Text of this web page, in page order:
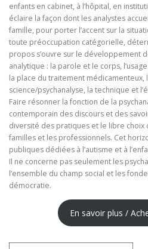
enfants en cabinet, à l’hôpital, en
éclaire la façon dont les analystes
famille, pour porter l’accent sur la
toute préoccupation catégorielle,
propos s’ouvre sur le développement
analytique : la parole et le corps,
la place du traitement médicamenteux,
science/psychanalyse, la technique et
Faire résonner la fonction de la
contemporain des discours et des
diversité des pratiques et le libre choix
familles et les professionnels. Cet
publiques dédiées à l’autisme et à
Il ne concerne pas seulement les
l’ensemble du champ social et les
démocratie.
En savoir plus /